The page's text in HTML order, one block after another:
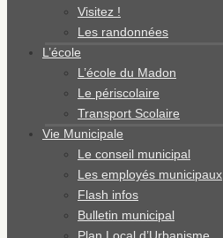
Visitez !
Les randonnées
L’école
L’école du Madon
Le périscolaire
Transport Scolaire
Vie Municipale
Le conseil municipal
Les employés municipaux
Flash infos
Bulletin municipal